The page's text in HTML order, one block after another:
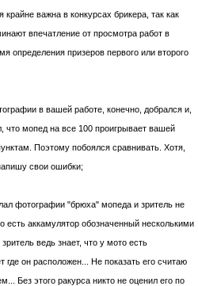
важна в конкурсах брикера, так как
впечатление от просмотра работ в
определения призеров первого или второго
в вашей работе, конечно, добрался и,
что мопед на все 100 проигрывает вашей
Поэтому побоялся сравнивать. Хотя,
свои ошибки;
фотографии "брюха" мопеда и зритель не
есть аккамулятор обозначенный несколькими
ведь знает, что у мото есть
где он расположен... Не показать его считаю
Без этого ракурса никто не оценил его по